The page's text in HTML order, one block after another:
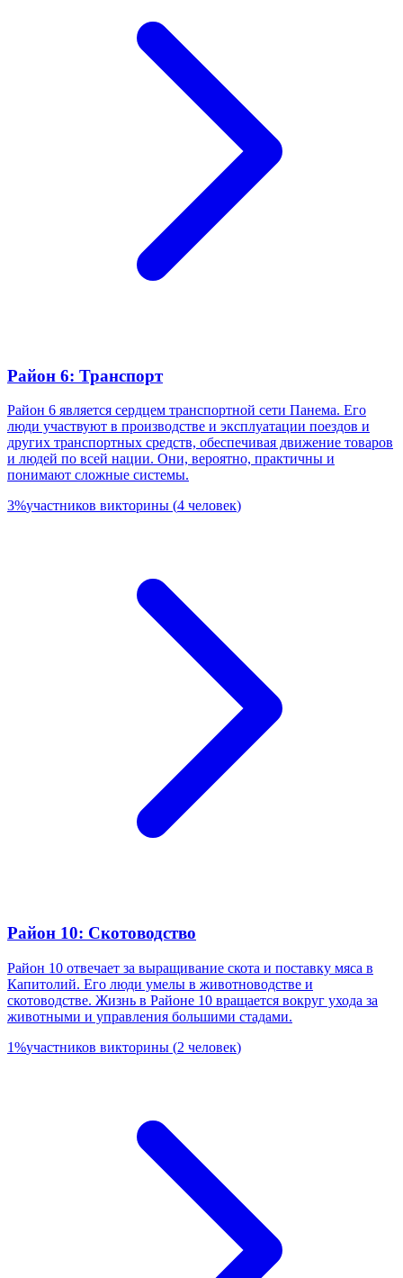
Район 6: Транспорт
Район 6 является сердцем транспортной сети Панема. Его
люди участвуют в производстве и эксплуатации поездов и
других транспортных средств, обеспечивая движение товаров
и людей по всей нации. Они, вероятно, практичны и
понимают сложные системы.
3%участников викторины (4 человек)
Район 10: Скотоводство
Район 10 отвечает за выращивание скота и поставку мяса в
Капитолий. Его люди умелы в животноводстве и
скотоводстве. Жизнь в Районе 10 вращается вокруг ухода за
животными и управления большими стадами.
1%участников викторины (2 человек)